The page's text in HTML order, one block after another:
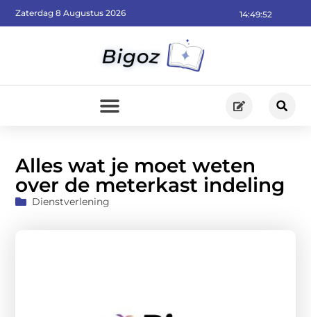
14:49:53
Zaterdag 8 Augustus 2026
Alles wat je moet weten
over de meterkast indeling
Dienstverlening